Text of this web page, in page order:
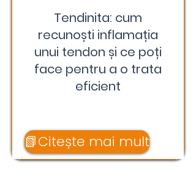
Tendinita: cum
recunoști inflamația
unui tendon și ce poți
face pentru a o trata
eficient
📗Citește mai mult